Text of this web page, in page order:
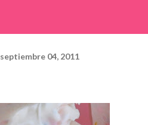
septiembre 04, 2011